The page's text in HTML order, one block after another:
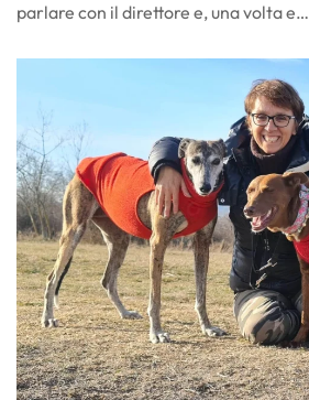
parlare con il direttore e, una volta e…